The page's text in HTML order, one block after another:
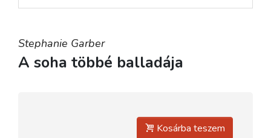
Stephanie Garber
A soha többé balladája
Kosárba teszem